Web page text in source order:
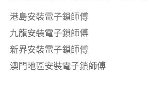
港島安裝電子鎖師傅
九龍安裝電子鎖師傅
新界安裝電子鎖師傅
澳門地區安裝電子鎖師傅